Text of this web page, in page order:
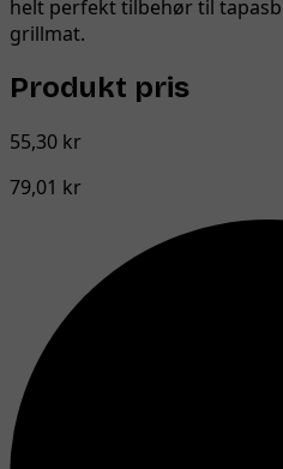
helt perfekt tilbehør til
grillmat.
Produkt pris
55,30 kr
79,01 kr